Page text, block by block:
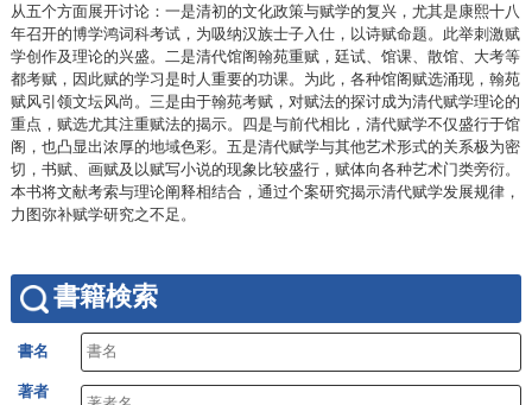
从五个方面展开讨论：一是清初的文化政策与赋学的复兴，尤其是康熙十八
年召开的博学鸿词科考试，为吸纳汉族士子入仕，以诗赋命题。此举刺激赋
学创作及理论的兴盛。二是清代馆阁翰苑重赋，廷试、馆课、散馆、大考等
都考赋，因此赋的学习是时人重要的功课。为此，各种馆阁赋选涌现，翰苑
赋风引领文坛风尚。三是由于翰苑考赋，对赋法的探讨成为清代赋学理论的
重点，赋选尤其注重赋法的揭示。四是与前代相比，清代赋学不仅盛行于馆
阁，也凸显出浓厚的地域色彩。五是清代赋学与其他艺术形式的关系极为密
切，书赋、画赋及以赋写小说的现象比较盛行，赋体向各种艺术门类旁衍。
本书将文献考索与理论阐释相结合，通过个案研究揭示清代赋学发展规律，
力图弥补赋学研究之不足。
書籍検索
書名
著者